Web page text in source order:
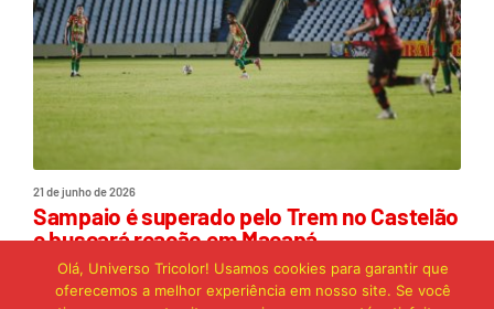
21 de junho de 2026
Sampaio é superado pelo Trem no Castelão
e buscará reação em Macapá
Olá, Universo Tricolor! Usamos cookies para garantir que
oferecemos a melhor experiência em nosso site. Se você